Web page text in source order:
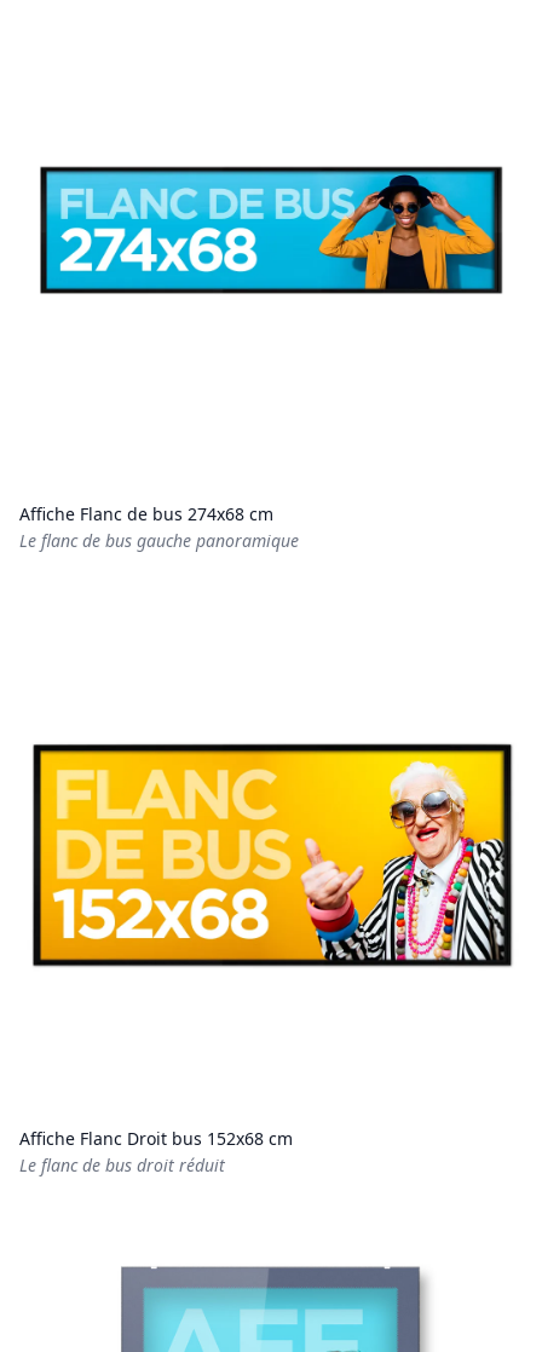
Affiche Flanc de bus 274x68 cm
Le flanc de bus gauche panoramique
Affiche Flanc Droit bus 152x68 cm
Le flanc de bus droit réduit